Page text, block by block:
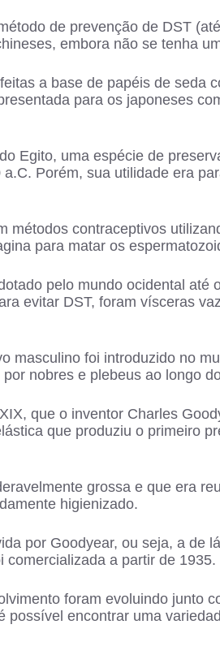
de prevenção de DST
embora não se tenha
a base de papéis de seda
para os japoneses
Egito, uma espécie de
Porém, sua utilidade era
métodos contraceptivos
para matar os
pelo mundo ocidental até
evitar DST, foram vísceras
masculino foi introduzido no
nobres e plebeus ao longo
que o inventor Charles
que produziu o primeiro
grossa e que era
higienizado.
por Goodyear, ou seja, a de
comercializada a partir de 1935.
foram evoluindo junto
possível encontrar uma